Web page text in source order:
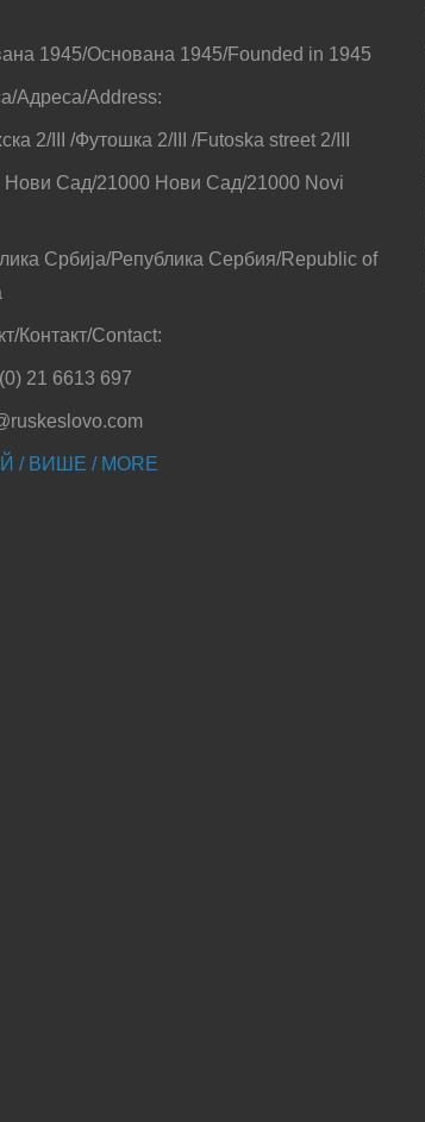
1945/Основана 1945/Founded in 1945
Адреса/Address:
2/III /Футошка 2/III /Futoska street 2/III
Нови Сад/21000 Нови Сад/21000 Novi
Србија/Република Сербия/Republic of
Контакт/Contact:
21 6613 697
/ ВИШЕ / MORE